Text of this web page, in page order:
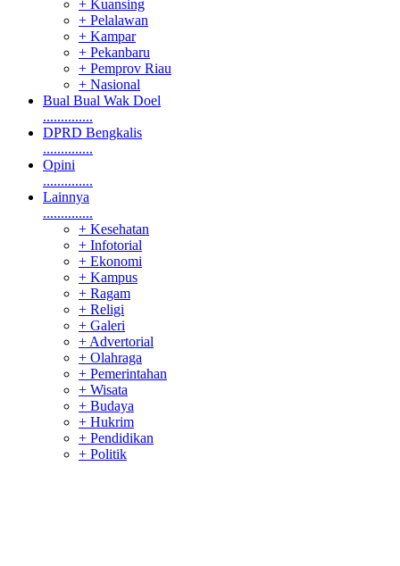
+ Kuansing
+ Pelalawan
+ Kampar
+ Pekanbaru
+ Pemprov Riau
+ Nasional
Bual Bual Wak Doel
..............
DPRD Bengkalis
..............
Opini
..............
Lainnya
..............
+ Kesehatan
+ Infotorial
+ Ekonomi
+ Kampus
+ Ragam
+ Religi
+ Galeri
+ Advertorial
+ Olahraga
+ Pemerintahan
+ Wisata
+ Budaya
+ Hukrim
+ Pendidikan
+ Politik